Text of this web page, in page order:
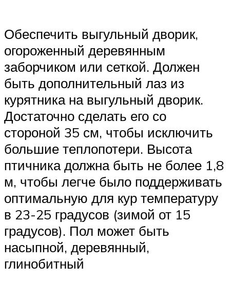
Обеспечить выгульный дворик,
огороженный деревянным
заборчиком или сеткой. Должен
быть дополнительный лаз из
курятника на выгульный дворик.
Достаточно сделать его со
стороной 35 см, чтобы исключить
большие теплопотери. Высота
птичника должна быть не более 1,8
м, чтобы легче было поддерживать
оптимальную для кур температуру
в 23-25 градусов (зимой от 15
градусов). Пол может быть
насыпной, деревянный,
глинобитный